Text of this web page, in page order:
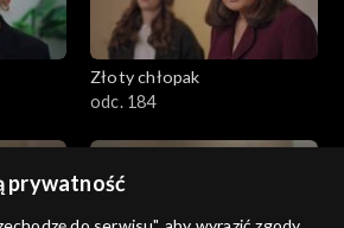
Złoty chłopak
odc. 184
prywatność